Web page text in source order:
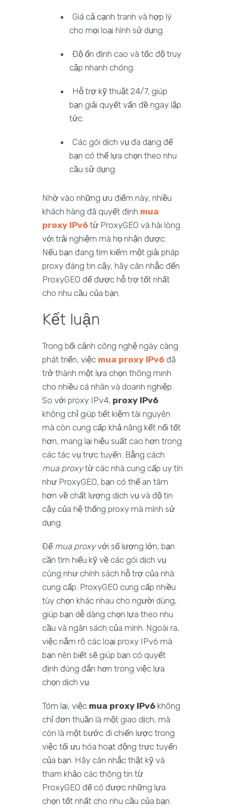
Giá cả cạnh tranh và hợp lý
cho mọi loại hình sử dụng.
Độ ổn định cao và tốc độ truy
cập nhanh chóng.
Hỗ trợ kỹ thuật 24/7, giúp
bạn giải quyết vấn đề ngay lập
tức.
Các gói dịch vụ đa dạng để
bạn có thể lựa chọn theo nhu
cầu sử dụng.
Nhờ vào những ưu điểm này, nhiều
khách hàng đã quyết định mua
proxy IPv6 từ ProxyGEO và hài lòng
với trải nghiệm mà họ nhận được.
Nếu bạn đang tìm kiếm một giải pháp
proxy đáng tin cậy, hãy cân nhắc đến
ProxyGEO để được hỗ trợ tốt nhất
cho nhu cầu của bạn.
Kết luận
Trong bối cảnh công nghệ ngày càng
phát triển, việc mua proxy IPv6 đã
trở thành một lựa chọn thông minh
cho nhiều cá nhân và doanh nghiệp.
So với proxy IPv4, proxy IPv6
không chỉ giúp tiết kiệm tài nguyên
mà còn cung cấp khả năng kết nối tốt
hơn, mang lại hiệu suất cao hơn trong
các tác vụ trực tuyến. Bằng cách
mua proxytừ các nhà cung cấp uy tín
như ProxyGEO, bạn có thể an tâm
hơn về chất lượng dịch vụ và độ tin
cậy của hệ thống proxy mà mình sử
dụng.
Để mua proxyvới số lượng lớn, bạn
cần tìm hiểu kỹ về các gói dịch vụ
cũng như chính sách hỗ trợ của nhà
cung cấp. ProxyGEO cung cấp nhiều
tùy chọn khác nhau cho người dùng,
giúp bạn dễ dàng chọn lựa theo nhu
cầu và ngân sách của mình. Ngoài ra,
việc nắm rõ các loại proxy IPv6 mà
bạn nên biết sẽ giúp bạn có quyết
định đúng đắn hơn trong việc lựa
chọn dịch vụ.
Tóm lại, việc mua proxy IPv6 không
chỉ đơn thuần là một giao dịch, mà
còn là một bước đi chiến lược trong
việc tối ưu hóa hoạt động trực tuyến
của bạn. Hãy cân nhắc thật kỹ và
tham khảo các thông tin từ
ProxyGEO để có được những lựa
chọn tốt nhất cho nhu cầu của bạn.